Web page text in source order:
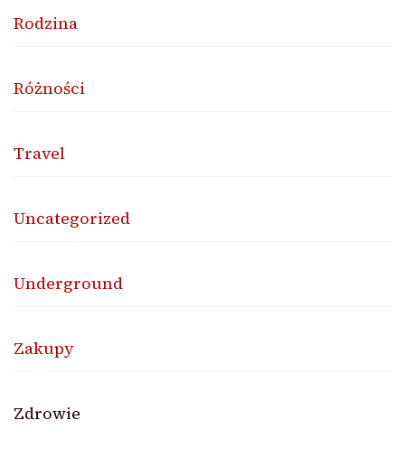
Rodzina
Różności
Travel
Uncategorized
Underground
Zakupy
Zdrowie